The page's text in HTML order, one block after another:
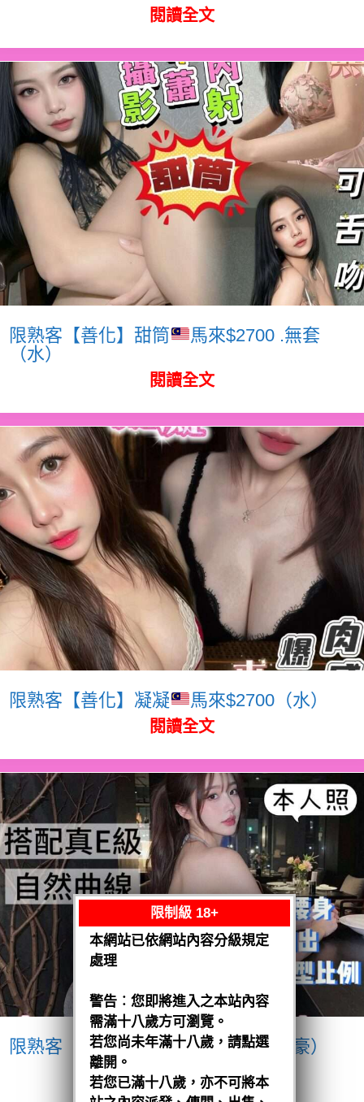
閱讀全文
限熟客【善化】甜筒
馬來$2700 .無套
（水）
閱讀全文
限熟客【善化】凝凝 馬來$2700（水）
閱讀全文
限熟客【南區】愛紗 越南$3200（豪）
閱讀全文
限制級 18+
本網站已依網站內容分級規定
處理
警告︰您即將進入之本站內容
需滿十八歲方可瀏覽。
若您尚未年滿十八歲，請點選
離開。
若您已滿十八歲，亦不可將本